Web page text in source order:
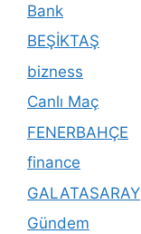
Bank
BEŞİKTAŞ
bizness
Canlı Maç
FENERBAHÇE
finance
GALATASARAY
Gündem